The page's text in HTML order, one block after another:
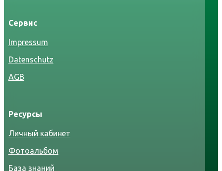
Сервис
Impressum
Datenschutz
AGB
Ресурсы
Личный кабинет
Фотоальбом
База знаний